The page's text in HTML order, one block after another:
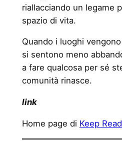
riallacciando un legame
spazio di vita.
Quando i luoghi
si sentono meno
a fare qualcosa per sé
comunità rinasce.
link
Home page di Keep